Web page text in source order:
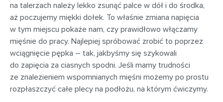
na talerzach należy lekko zsunąć palce w dół i do środka,
aż poczujemy miękki dołek. To właśnie zmiana napięcia
w tym miejscu pokaże nam, czy prawidłowo włączamy
mięśnie do pracy. Najlepiej spróbować zrobić to poprzez
wciągnięcie pępka – tak, jakbyśmy się szykowali
do zapięcia za ciasnych spodni. Jeśli mamy trudności
ze znalezieniem wspomnianych mięśni możemy po prostu
rozpłaszczyć całe plecy na podłożu, na którym ćwiczymy.